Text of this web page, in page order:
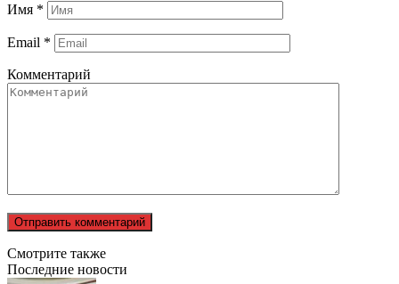
Имя *
Email *
Комментарий
Смотрите также
Последние новости